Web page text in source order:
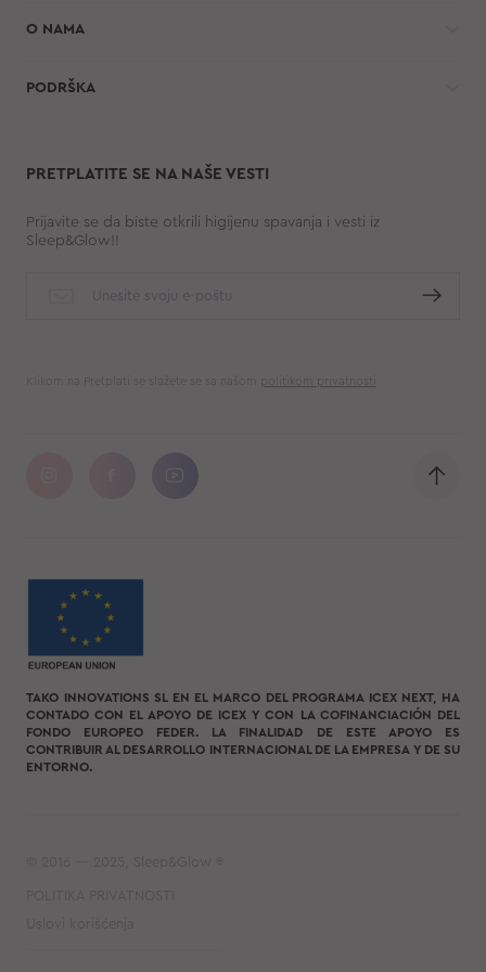
O NAMA
PODRŠKA
PRETPLATITE SE NA NAŠE VESTI
Prijavite se da biste otkrili higijenu spavanja i vesti iz
Sleep&Glow!!
Klikom na Pretplati se slažete se sa našom politikom privatnosti
TAKO INNOVATIONS SL EN EL MARCO DEL PROGRAMA ICEX NEXT, HA
CONTADO CON EL APOYO DE ICEX Y CON LA COFINANCIACIÓN DEL
FONDO EUROPEO FEDER. LA FINALIDAD DE ESTE APOYO ES
CONTRIBUIR AL DESARROLLO INTERNACIONAL DE LA EMPRESA Y DE SU
ENTORNO.